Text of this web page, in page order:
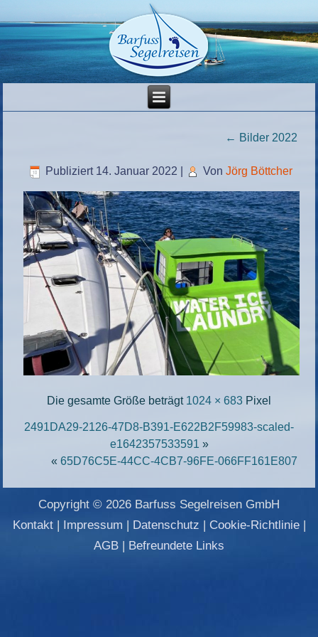
← Bilder 2022
Publiziert 14. Januar 2022 Von Jörg Böttcher
Die gesamte Größe beträgt 1024 × 683 Pixel
2491DA29-2126-47D8-B391-E622B2F59983-scaled-
e1642357533591 »
« 65D76C5E-44CC-4CB7-96FE-066FF161E807
Copyright © 2026 Barfuss Segelreisen GmbH
Kontakt| Impressum | Datenschutz | Cookie-Richtlinie|
AGB | Befreundete Links